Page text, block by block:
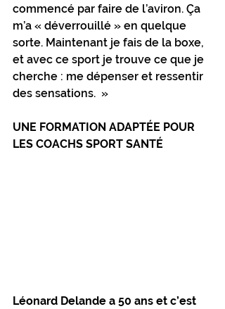
commencé par faire de l’aviron. Ça
m’a « déverrouillé » en quelque
sorte. Maintenant je fais de la boxe,
et avec ce sport je trouve ce que je
cherche : me dépenser et ressentir
des sensations.  »
UNE FORMATION ADAPTÉE POUR
LES COACHS SPORT SANTÉ
Léonard Delande a 50 ans et c’est